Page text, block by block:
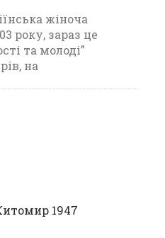
жіноча
року, зараз це
та молоді”
на
1947